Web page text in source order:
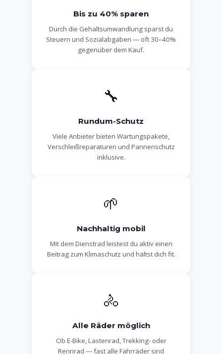
Bis zu 40% sparen
Durch die Gehaltsumwandlung sparst du
Steuern und Sozialabgaben — oft 30–40%
gegenüber dem Kauf.
🔧
Rundum-Schutz
Viele Anbieter bieten Wartungspakete,
Verschleißreparaturen und Pannenschutz
inklusive.
🌱
Nachhaltig mobil
Mit dem Dienstrad leistest du aktiv einen
Beitrag zum Klimaschutz und hältst dich fit.
🚴
Alle Räder möglich
Ob E-Bike, Lastenrad, Trekking- oder
Rennrad — fast alle Fahrräder sind